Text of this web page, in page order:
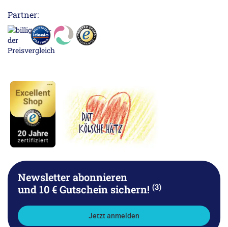
Partner:
Newsletter abonnieren
und 10 € Gutschein sichern! (3)
Jetzt anmelden